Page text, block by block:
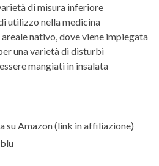
di misura inferiore
utilizzo nella medicina
nativo, dove viene impiegata
una varietà di disturbi
mangiati in insalata
su Amazon (link in affiliazione)